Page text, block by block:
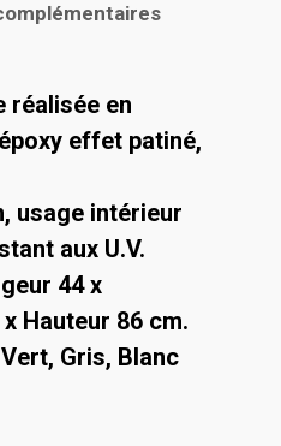
réalisée en
effet patiné,
usage intérieur
aux U.V.
44 x
Hauteur 86 cm.
Gris, Blanc